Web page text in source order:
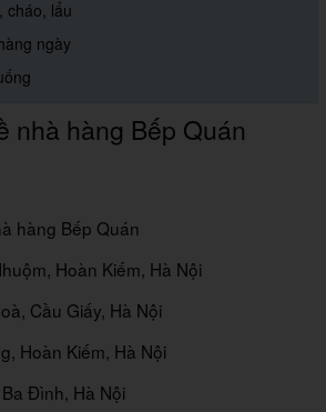
cháo, lẩu
ngày
nhà hàng Bếp Quán
hàng Bếp Quán
Hoàn Kiếm, Hà Nội
Cầu Giấy, Hà Nội
Hoàn Kiếm, Hà Nội
Đình, Hà Nội